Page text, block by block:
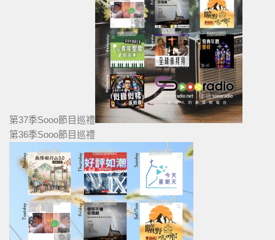
第37季Sooo節目巡禮
第36季Sooo節目巡禮